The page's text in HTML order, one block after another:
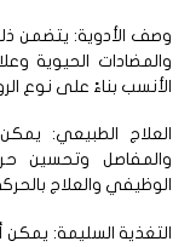
الأدوية: يتضمن ذلك
الحيوية
بناءً على نوع
الطبيعي: يمكن
وتحسين
والعلاج بالحركة.
السليمة: يمكن أن